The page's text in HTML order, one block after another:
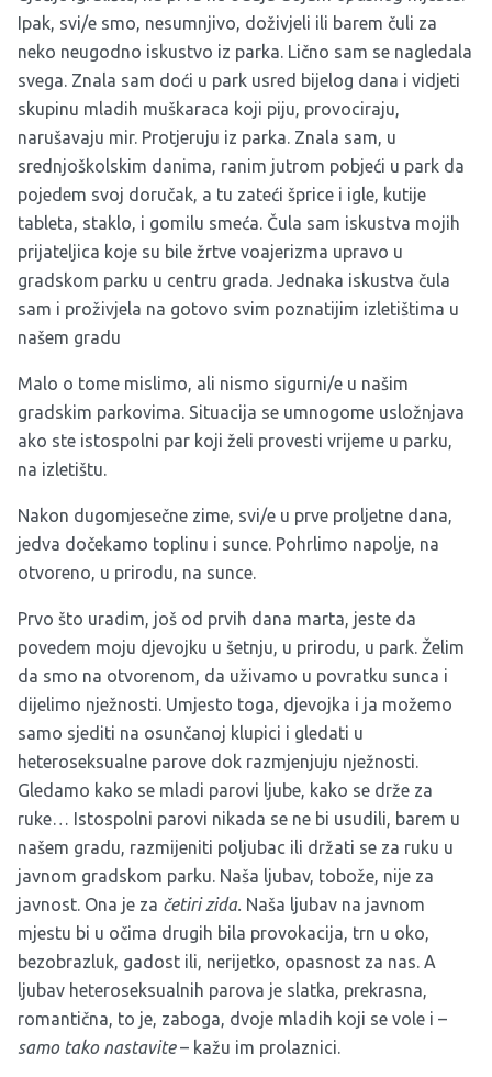
Ipak, svi/e smo, nesumnjivo, doživjeli ili barem čuli za
neko neugodno iskustvo iz parka. Lično sam se nagledala
svega. Znala sam doći u park usred bijelog dana i vidjeti
skupinu mladih muškaraca koji piju, provociraju,
narušavaju mir. Protjeruju iz parka. Znala sam, u
srednjoškolskim danima, ranim jutrom pobjeći u park da
pojedem svoj doručak, a tu zateći šprice i igle, kutije
tableta, staklo, i gomilu smeća. Čula sam iskustva mojih
prijateljica koje su bile žrtve voajerizma upravo u
gradskom parku u centru grada. Jednaka iskustva čula
sam i proživjela na gotovo svim poznatijim izletištima u
našem gradu
Malo o tome mislimo, ali nismo sigurni/e u našim
gradskim parkovima. Situacija se umnogome usložnjava
ako ste istospolni par koji želi provesti vrijeme u parku,
na izletištu.
Nakon dugomjesečne zime, svi/e u prve proljetne dana,
jedva dočekamo toplinu i sunce. Pohrlimo napolje, na
otvoreno, u prirodu, na sunce.
Prvo što uradim, još od prvih dana marta, jeste da
povedem moju djevojku u šetnju, u prirodu, u park. Želim
da smo na otvorenom, da uživamo u povratku sunca i
dijelimo nježnosti. Umjesto toga, djevojka i ja možemo
samo sjediti na osunčanoj klupici i gledati u
heteroseksualne parove dok razmjenjuju nježnosti.
Gledamo kako se mladi parovi ljube, kako se drže za
ruke… Istospolni parovi nikada se ne bi usudili, barem u
našem gradu, razmijeniti poljubac ili držati se za ruku u
javnom gradskom parku. Naša ljubav, tobože, nije za
javnost. Ona je za četiri zida. Naša ljubav na javnom
mjestu bi u očima drugih bila provokacija, trn u oko,
bezobrazluk, gadost ili, nerijetko, opasnost za nas. A
ljubav heteroseksualnih parova je slatka, prekrasna,
romantična, to je, zaboga, dvoje mladih koji se vole i –
samo tako nastavite– kažu im prolaznici.